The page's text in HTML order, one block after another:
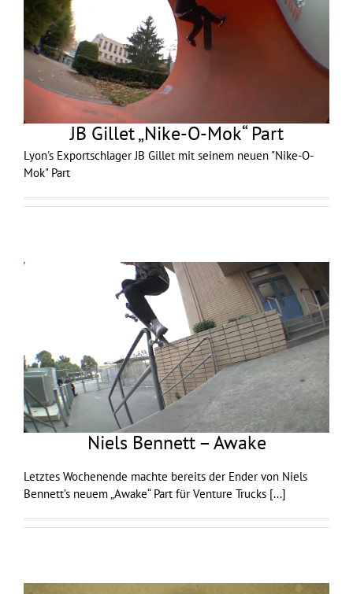
JB Gillet „Nike-O-Mok“ Part
Lyon's Exportschlager JB Gillet mit seinem neuen "Nike-O-
Mok" Part
Niels Bennett – Awake
Letztes Wochenende machte bereits der Ender von Niels
Bennett’s neuem „Awake“ Part für Venture Trucks [...]